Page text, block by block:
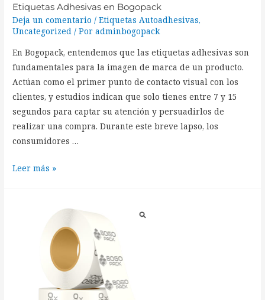
Etiquetas Adhesivas en Bogopack
Deja un comentario /Etiquetas Autoadhesivas,
Uncategorized / Poradminbogopack
En Bogopack, entendemos que las etiquetas adhesivas son
fundamentales para la imagen de marca de un producto.
Actúan como el primer punto de contacto visual con los
clientes, y estudios indican que solo tienes entre 7 y 15
segundos para captar su atención y persuadirlos de
realizar una compra. Durante este breve lapso, los
consumidores …
Leer más »